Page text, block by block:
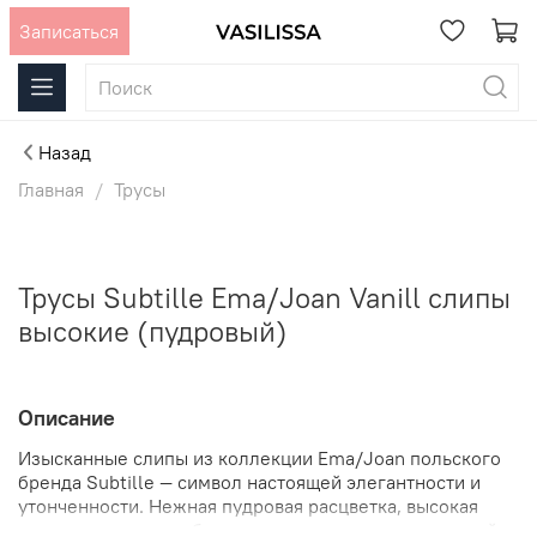
Записаться
Назад
Главная
Трусы
Трусы Subtille Ema/Joan Vanill слипы
высокие (пудровый)
Описание
Изысканные слипы из коллекции Ema/Joan польского
бренда Subtille — символ настоящей элегантности и
утонченности. Нежная пудровая расцветка, высокая